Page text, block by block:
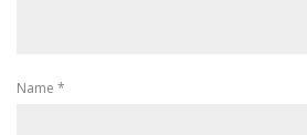
Name *